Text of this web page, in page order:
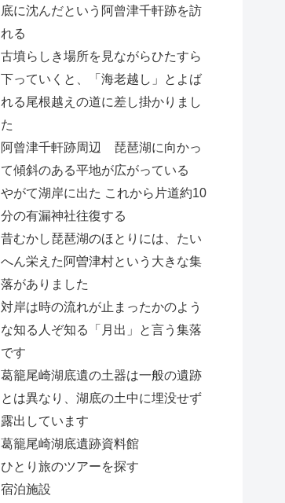
底に沈んだという阿曾津千軒跡を訪
れる
古墳らしき場所を見ながらひたすら
下っていくと、「海老越し」とよば
れる尾根越えの道に差し掛かりまし
た
阿曾津千軒跡周辺 琵琶湖に向かっ
て傾斜のある平地が広がっている
やがて湖岸に出た これから片道約10
分の有漏神社往復する
昔むかし琵琶湖のほとりには、たい
へん栄えた阿曽津村という大きな集
落がありました
対岸は時の流れが止まったかのよう
な知る人ぞ知る「月出」と言う集落
です
葛籠尾崎湖底遺の土器は一般の遺跡
とは異なり、湖底の土中に埋没せず
露出しています
葛籠尾崎湖底遺跡資料館
ひとり旅のツアーを探す
宿泊施設